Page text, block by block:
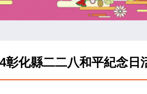
彰化縣二二八和平紀念日